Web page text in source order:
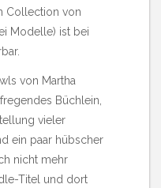
Collection von
Modelle) ist bei
von Martha
Büchlein,
vieler
ein paar hübscher
nicht mehr
Titel und dort